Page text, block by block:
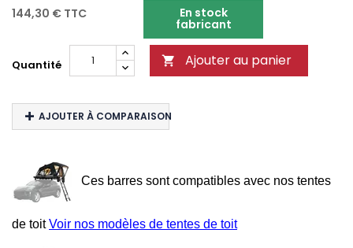
144,30 € TTC En stock
fabricant
Quantité  Ajouter au panier
AJOUTER À COMPARAISON
Ces barres sont compatibles avec nos tentes
de toitVoir nos modèles de tentes de toit